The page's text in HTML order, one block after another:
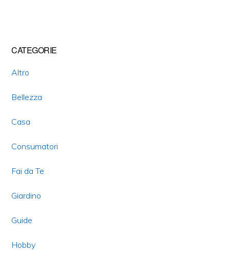
Primary
Sidebar
CATEGORIE
Altro
Bellezza
Casa
Consumatori
Fai da Te
Giardino
Guide
Hobby